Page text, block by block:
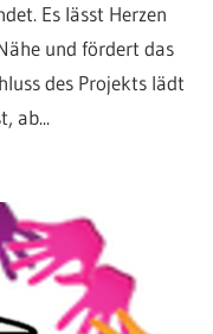
Es lässt Herzen
und fördert das
des Projekts lädt
ab...